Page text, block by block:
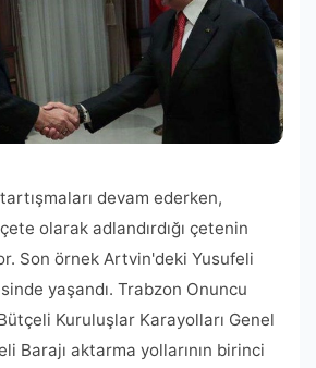
devam ederken,
olarak adlandırdığı çetenin
Son örnek Artvin'deki Yusufeli
yaşandı. Trabzon Onuncu
Kuruluşlar Karayolları Genel
Barajı aktarma yollarının birinci